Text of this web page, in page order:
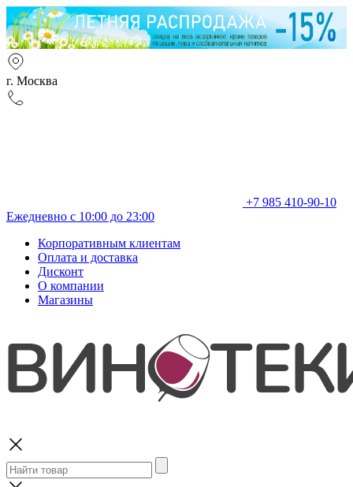
г. Москва
+7 985 410-90-10
Ежедневно с 10:00 до 23:00
Корпоративным клиентам
Оплата и доставка
Дисконт
О компании
Магазины